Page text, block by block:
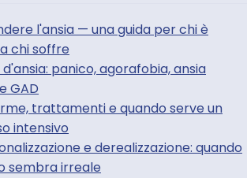
l'ansia — una guida per chi è
chi soffre
panico, agorafobia, ansia
GAD
trattamenti e quando serve un
intensivo
e derealizzazione: quando
sembra irreale